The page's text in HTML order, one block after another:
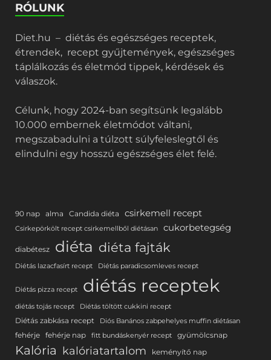
RÓLUNK
Diet.hu – diétás és egészséges receptek,
étrendek, recept gyűjtemények, egészséges
táplálkozás és életmód tippek, kérdések és
válaszok.
Célunk, hogy 2024-ban segítsünk legalább
10.000 embernek életmódot váltani,
megszabadulni a túlzott súlyfeleslegtől és
elindulni egy hosszú egészséges élet felé.
90 nap alma Candida diéta csirkemell recept
Csirkepörkölt recept csirkemellből diétásan cukorbetegség
diabétesz diéta diéta fajták
Diétás lazacfasírt recept Diétás paradicsomleves recept
Diétás pizza recept diétás receptek
diétás tojás recept Diétás töltött cukkini recept
Diétás zabkása recept Diós Banános zabpehelyes muffin diétásan
fehérje fehérje nap fitt bundáskenyér recept gyümölcsnap
Kalória kalóriatartalom keményítő nap